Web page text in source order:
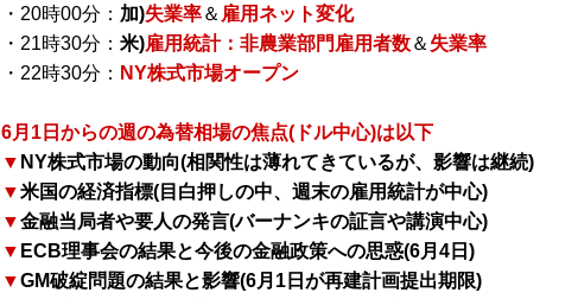
・20時00分： 加)失業率＆ 雇用ネット変化
・21時30分： 米)雇用統計：非農業部門雇用者数＆ 失業率
・22時30分： NY株式市場オープン
6月1日からの週の為替相場の焦点(ドル中心)は以下
▼ NY株式市場の動向(相関性は薄れてきているが、影響は継続)
▼米国の経済指標(目白押しの中、週末の雇用統計が中心)
▼金融当局者や要人の発言(バーナンキの証言や講演中心)
▼ ECB理事会の結果と今後の金融政策への思惑(6月4日)
▼GM破綻問題の結果と影響(6月1日が再建計画提出期限)